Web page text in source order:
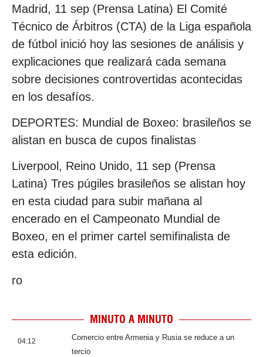
Madrid, 11 sep (Prensa Latina) El Comité
Técnico de Árbitros (CTA) de la Liga española
de fútbol inició hoy las sesiones de análisis y
explicaciones que realizará cada semana
sobre decisiones controvertidas acontecidas
en los desafíos.
DEPORTES: Mundial de Boxeo: brasileños se
alistan en busca de cupos finalistas
Liverpool, Reino Unido, 11 sep (Prensa
Latina) Tres púgiles brasileños se alistan hoy
en esta ciudad para subir mañana al
encerado en el Campeonato Mundial de
Boxeo, en el primer cartel semifinalista de
esta edición.
ro
MINUTO A MINUTO
04:12
Comercio entre Armenia y Rusia se reduce a un
tercio